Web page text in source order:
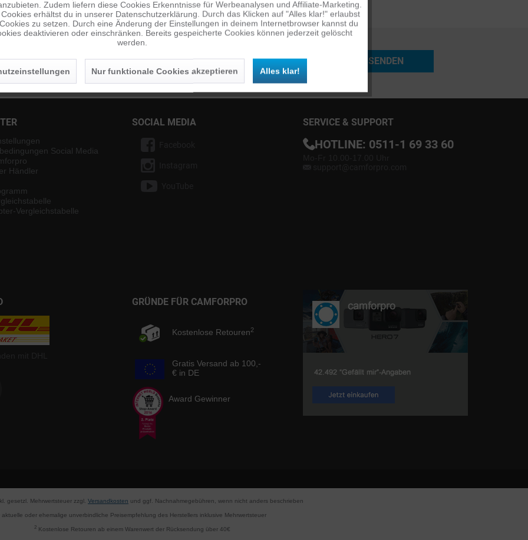
SENDEN
DieDatenschutzerklärunghabe ich zur Kenntnis genommen.
Social Media
Händler
Vergleichstabelle
SOCIAL MEDIA SERVICE & SUPPORT
HOTLINE: 0511-1 69 33 60
GRÜNDE FÜR CAMFORPRO
Kostenlose Retouren2
Gratis Versand ab 100,-
€ in DE
Award Gewinner
gesetzl. Mehrwertsteuer zzgl. Versandkosten und ggf. Nachnahmegebühren, wenn nicht anders beschrieben
aktuelle oder ehemalige unverbindliche Preisempfehlung des Herstellers inklusive Mehrwertsteuer
2Kostenlose Retouren ab einem Warenwert der Rücksendung über 40€
Inaktiv
Inaktiv
Inaktiv
Zudem liefern diese Cookies Erkenntnisse für Werbeanalysen und Affiliate-Marketing.
erhältst du in unserer Datenschutzerklärung. Durch das Klicken auf "Alles klar!" erlaubst
zu setzen. Durch eine Änderung der Einstellungen in deinem Internetbrowser kannst du
deaktivieren oder einschränken. Bereits gespeicherte Cookies können jederzeit gelöscht
werden.
Nur funktionale Cookies akzeptieren Alles klar!